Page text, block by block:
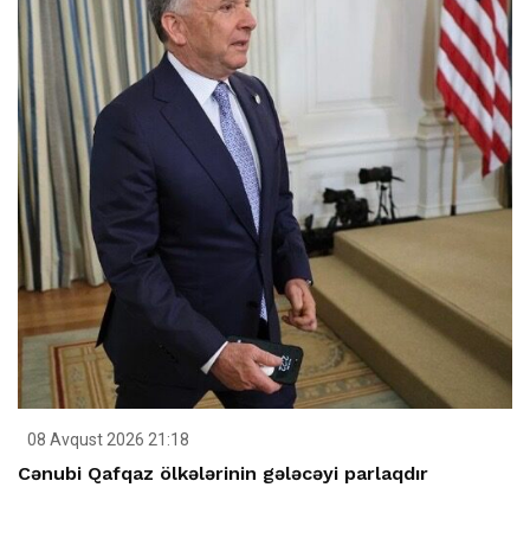
08 Avqust 2026 21:18
Cənubi Qafqaz ölkələrinin gələcəyi parlaqdır